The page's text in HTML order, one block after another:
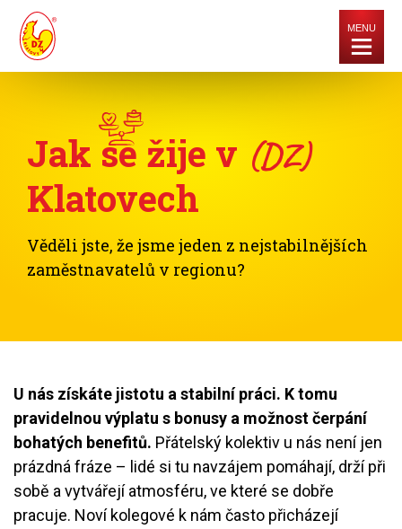
MENU
Jak se žije v (DZ)
Klatovech
Věděli jste, že jsme jeden z nejstabilnějších
zaměstnavatelů v regionu?
U nás získáte jistotu a stabilní práci. K tomu
pravidelnou výplatu s bonusy a možnost čerpání
bohatých benefitů. Přátelský kolektiv u nás není jen
prázdná fráze – lidé si tu navzájem pomáhají, drží při
sobě a vytvářejí atmosféru, ve které se dobře
pracuje. Noví kolegové k nám často přicházejí